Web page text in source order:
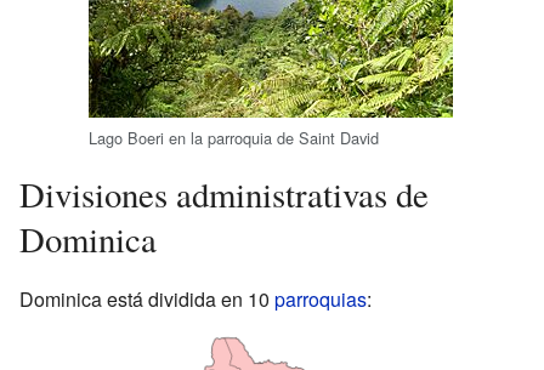
Lago Boeri en la parroquia de Saint David
Divisiones administrativas de
Dominica
Dominica está dividida en 10 parroquias: